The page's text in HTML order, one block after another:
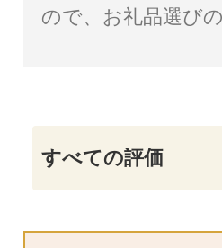
ので、お礼品選び